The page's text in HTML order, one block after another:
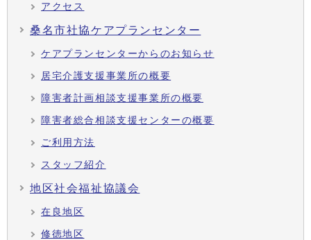
アクセス
桑名市社協ケアプランセンター
ケアプランセンターからのお知らせ
居宅介護支援事業所の概要
障害者計画相談支援事業所の概要
障害者総合相談支援センターの概要
ご利用方法
スタッフ紹介
地区社会福祉協議会
在良地区
修徳地区